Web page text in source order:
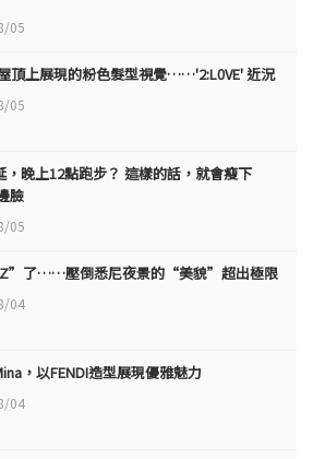
05
頂上展現的粉色髮型視覺……'2:L0VE' 近況
05
，晚上12點跑步？ 這樣的話，就會瘦下
臉
05
了……壓倒悉尼夜景的“美貌”超出極限
04
，以FENDI造型展現優雅魅力
04